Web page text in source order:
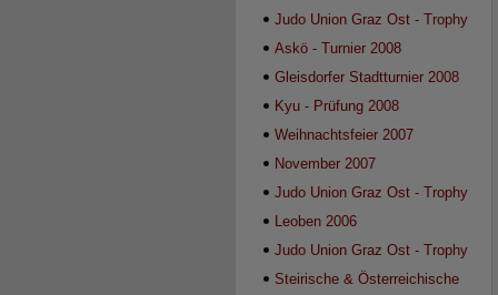
Judo Union Graz Ost - Trophy
2008
Askö - Turnier 2008
Gleisdorfer Stadtturnier 2008
Kyu - Prüfung 2008
Weihnachtsfeier 2007
November 2007
Judo Union Graz Ost - Trophy
2007
Leoben 2006
Judo Union Graz Ost - Trophy
2006
Steirische & Österreichische